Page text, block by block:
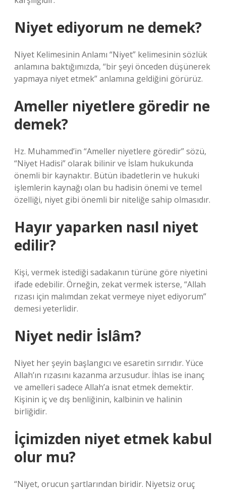
Niyet ediyorum ne demek?
Niyet Kelimesinin Anlamı “Niyet” kelimesinin sözlük
anlamına baktığımızda, “bir şeyi önceden düşünerek
yapmaya niyet etmek” anlamına geldiğini görürüz.
Ameller niyetlere göredir ne
demek?
Hz. Muhammed’in “Ameller niyetlere göredir” sözü,
“Niyet Hadisi” olarak bilinir ve İslam hukukunda
önemli bir kaynaktır. Bütün ibadetlerin ve hukuki
işlemlerin kaynağı olan bu hadisin önemi ve temel
özelliği, niyet gibi önemli bir niteliğe sahip olmasıdır.
Hayır yaparken nasıl niyet
edilir?
Kişi, vermek istediği sadakanın türüne göre niyetini
ifade edebilir. Örneğin, zekat vermek isterse, “Allah
rızası için malımdan zekat vermeye niyet ediyorum”
demesi yeterlidir.
Niyet nedir İslâm?
Niyet her şeyin başlangıcı ve esaretin sırrıdır. Yüce
Allah’ın rızasını kazanma arzusudur. İhlas ise inanç
ve amelleri sadece Allah’a isnat etmek demektir.
Kişinin iç ve dış benliğinin, kalbinin ve halinin
birliğidir.
İçimizden niyet etmek kabul
olur mu?
“Niyet, orucun şartlarından biridir. Niyetsiz oruç